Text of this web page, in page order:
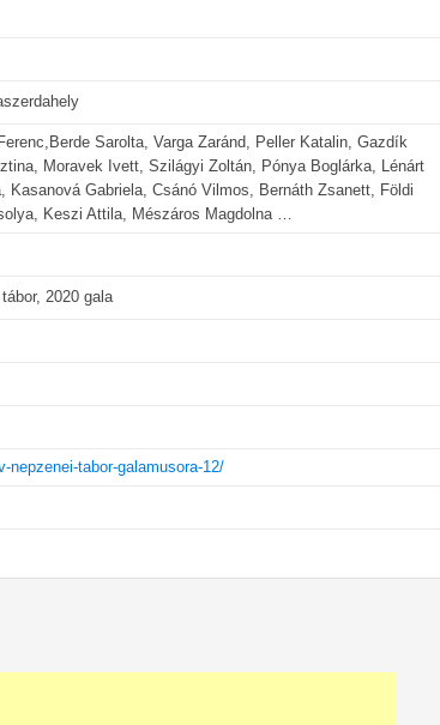
Sarolta, Varga Zaránd, Peller Katalin, Gazdík
Moravek Ivett, Szilágyi Zoltán, Pónya Boglárka, Lénárt
Kasanová Gabriela, Csánó Vilmos, Bernáth Zsanett, Földi
Keszi Attila, Mészáros Magdolna …
2020 gala
nepzenei-tabor-galamusora-12/